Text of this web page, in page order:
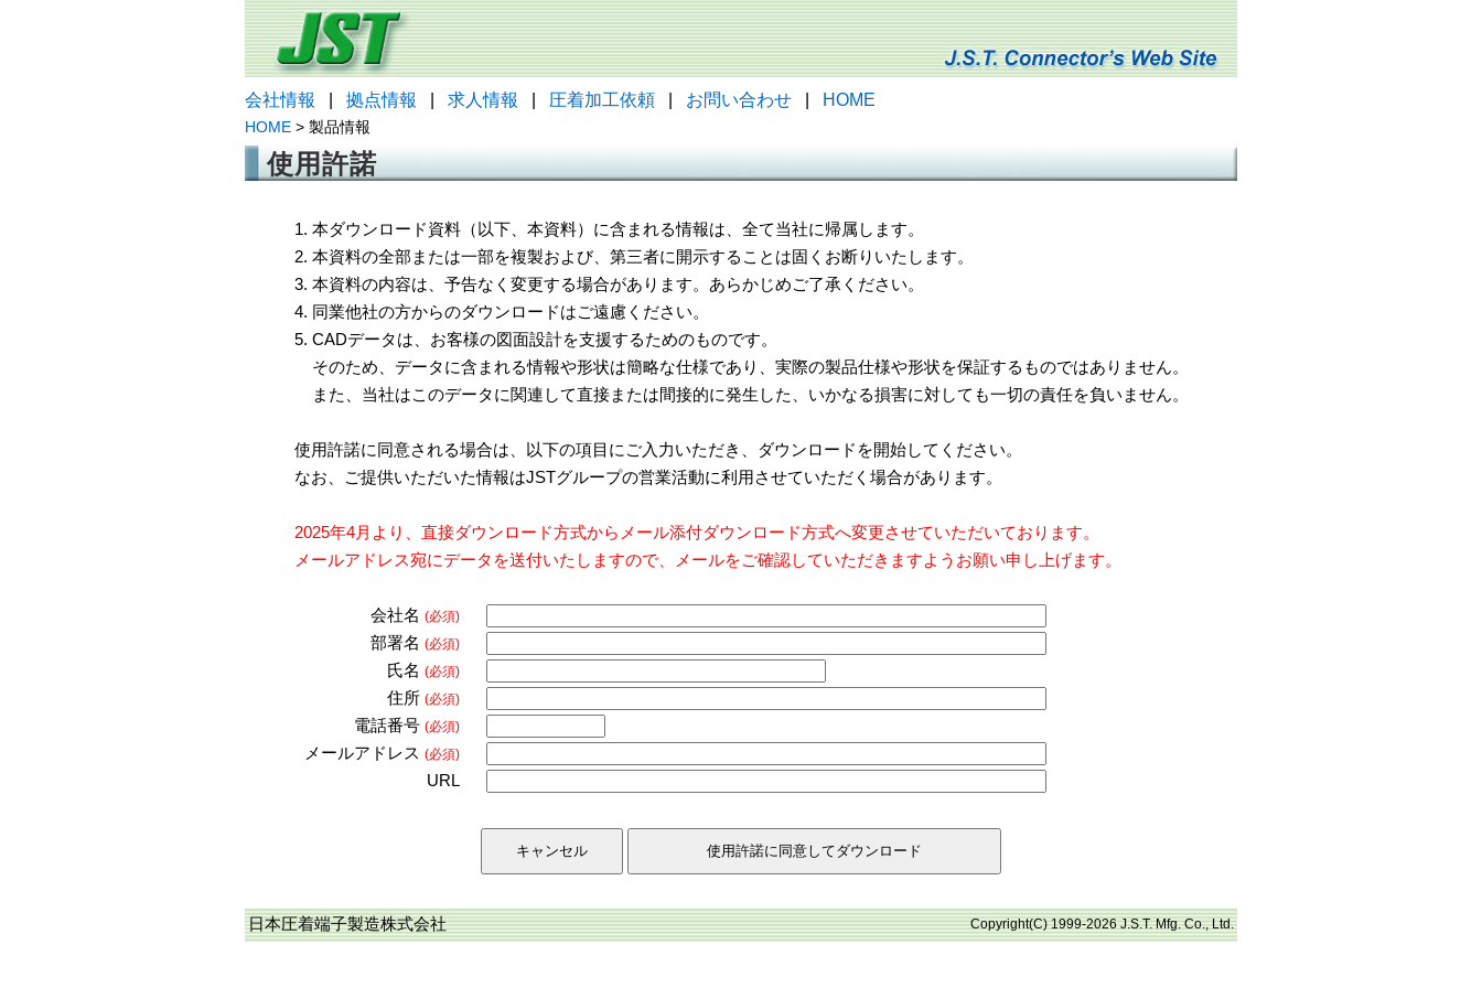
会社情報 拠点情報 求人情報 圧着加工依頼 お問い合わせ HOME
HOME > 製品情報
使用許諾
1. 本ダウンロード資料（以下、本資料）に含まれる情報は、全て当社に帰属します。
2. 本資料の全部または一部を複製および、第三者に開示することは固くお断りいたします。
3. 本資料の内容は、予告なく変更する場合があります。あらかじめご了承ください。
4. 同業他社の方からのダウンロードはご遠慮ください。
5. CADデータは、お客様の図面設計を支援するためのものです。
そのため、データに含まれる情報や形状は簡略な仕様であり、実際の製品仕様や形状を保証するものではありません。
また、当社はこのデータに関連して直接または間接的に発生した、いかなる損害に対しても一切の責任を負いません。
使用許諾に同意される場合は、以下の項目にご入力いただき、ダウンロードを開始してください。
なお、ご提供いただいた情報はJSTグループの営業活動に利用させていただく場合があります。
2025年4月より、直接ダウンロード方式からメール添付ダウンロード方式へ変更させていただいております。
メールアドレス宛にデータを送付いたしますので、メールをご確認していただきますようお願い申し上げます。
会社名 (必須)
部署名 (必須)
氏名 (必須)
住所 (必須)
電話番号 (必須)
メールアドレス (必須)
URL
日本圧着端子製造株式会社 Copyright(C) 1999-2026 J.S.T. Mfg. Co., Ltd.